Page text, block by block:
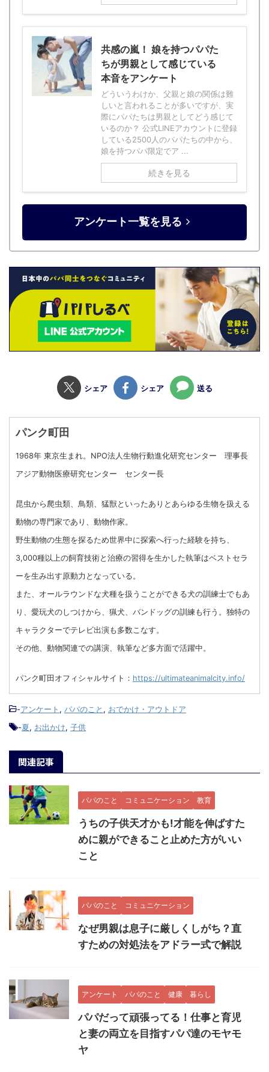
共感の嵐！ 娘を持つパパた
ちが男親として感じている
本音をアンケート
どういうわけか、父親と娘の関係は難
しいと言われることが多いですが、実
際にパパたちは男親としてどう感じて
いるのか？ 公式LINEアカウントに登録
している2500人のパパたちの中から、
娘を持つパパ限定でア ...
続きを見る
アンケート一覧を見る
シェア シェア 送る
パンク町田
1968年 東京生まれ。NPO法人生物行動進化研究センター 理事長
アジア動物医療研究センター センター長
昆虫から爬虫類、鳥類、猛獣といったありとあらゆる生物を扱える
動物の専門家であり、動物作家。
野生動物の生態を探るため世界中に探索へ行った経験を持ち、
3,000種以上の飼育技術と治療の習得を生かした執筆はベストセラ
ーを生み出す原動力となっている。
また、オールラウンドな犬種を扱うことができる犬の訓練士でもあ
り、愛玩犬のしつけから、猟犬、バンドッグの訓練も行う。独特の
キャラクターでテレビ出演も多数こなす。
その他、動物関連での講演、執筆など多方面で活躍中。
パンク町田オフィシャルサイト： https://ultimateanimalcity.info/
-アンケート , パパのこと , おでかけ・アウトドア
-夏, お出かけ, 子供
関連記事
パパのこと コミュニケーション 教育
うちの子供天才かも!才能を伸ばすた
めに親ができること止めた方がいい
こと
パパのこと コミュニケーション
なぜ男親は息子に厳しくしがち？直
すための対処法をアドラー式で解説
アンケート パパのこと 健康 暮らし
パパだって頑張ってる！仕事と育児
と妻の両立を目指すパパ達のモヤモ
ヤ